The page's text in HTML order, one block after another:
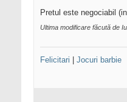
Pretul este negociabil
Ultima modificare făcută de
Felicitari Jocuri barbie